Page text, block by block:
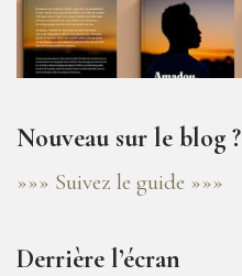
Nouveau sur le blog ?
»»» Suivez le guide »»»
Derrière l’écran